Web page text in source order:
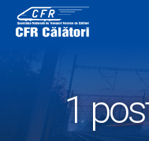
content
1